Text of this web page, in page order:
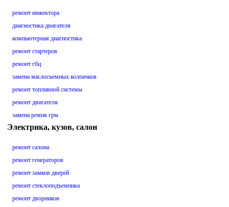
ремонт инжектора
диагностика двигателя
компьютерная диагностика
ремонт стартеров
ремонт гбц
замена маслосъемных колпачков
ремонт топливной системы
ремонт двигателя
замена ремня грм
Электрика, кузов, салон
ремонт салона
ремонт генераторов
ремонт замков дверей
ремонт стеклоподъемника
ремонт дворников